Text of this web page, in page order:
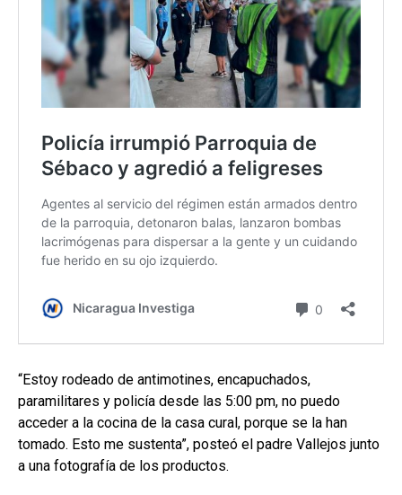
“Estoy rodeado de antimotines, encapuchados,
paramilitares y policía desde las 5:00 pm, no puedo
acceder a la cocina de la casa cural, porque se la han
tomado. Esto me sustenta”, posteó el padre Vallejos junto
a una fotografía de los productos.